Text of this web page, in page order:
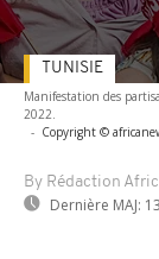
Manifestation des
2022.
- Copyright ©
By Rédaction
Dernière MAJ:
TUNISIE